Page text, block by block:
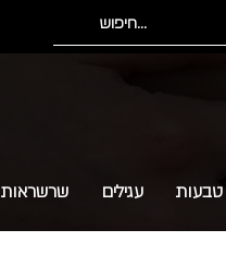
טבעות עגילים שרשראות